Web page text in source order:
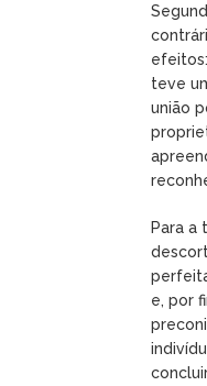
teve
união
Para a
e, por